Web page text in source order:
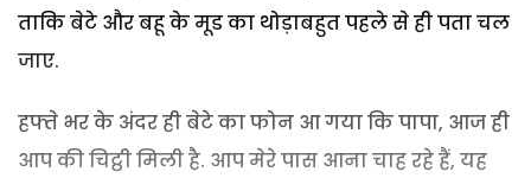
ताकि बेटे और बहू के मूड का थोड़ाबहुत पहले से ही पता चल
जाए.
हफ्ते भर के अंदर ही बेटे का फोन आ गया कि पापा, आज ही
आप की चिट्ठी मिली है. आप मेरे पास आना चाह रहे हैं, यह